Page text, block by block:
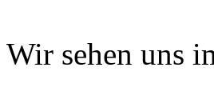
Wir sehen uns